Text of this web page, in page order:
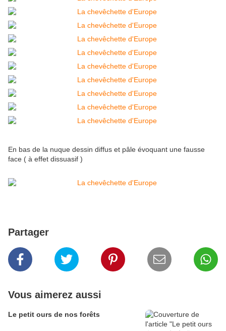
En bas de la nuque dessin diffus et pâle évoquant une fausse
face ( à effet dissuasif )
Partager
Vous aimerez aussi
Le petit ours de nos forêts